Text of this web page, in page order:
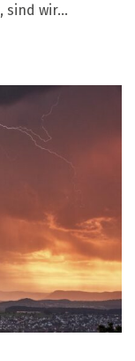
sind wir…